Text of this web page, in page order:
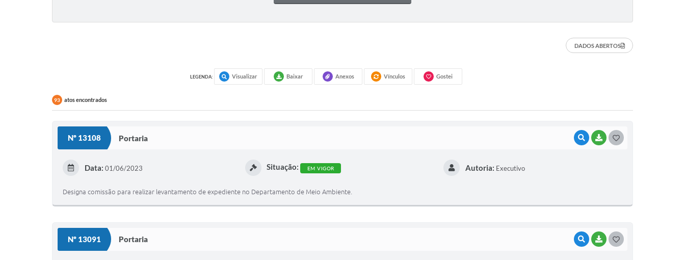
DADOS ABERTOS
LEGENDA: Visualizar Baixar Anexos Vínculos Gostei
93 atos encontrados
Nº 13108 Portaria VISUALIZAR
BAIXAR
Data: 01/06/2023 Situação: EM VIGOR Autoria: Executivo
Designa comissão para realizar levantamento de expediente no Departamento de Meio Ambiente.
Nº 13091 Portaria VISUALIZAR
BAIXAR